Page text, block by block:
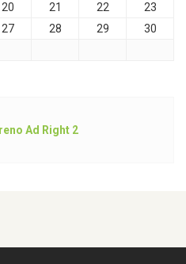
20 21 22
23
27 28 29
30